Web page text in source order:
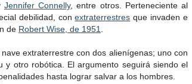
Jennifer Connelly, entre otros. Perteneciente al
debilidad, conextraterrestres que invaden e
de Robert Wise, de 1951
extraterrestre con dos alienígenas; uno con
y otro robótica. El argumento seguirá siendo el
hasta lograr salvar a los hombres.